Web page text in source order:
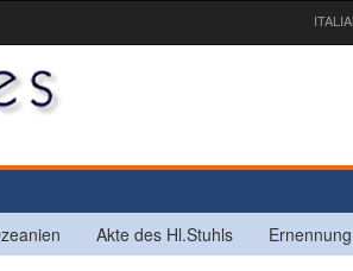
Akte des Hl.Stuhls Ernennung